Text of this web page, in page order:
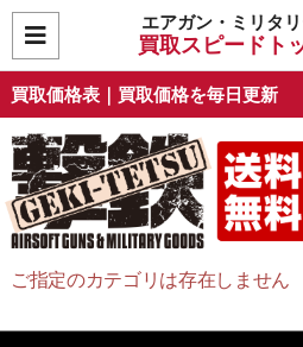
エアガン・ミリタリ
買取スピードト
買取価格表｜買取価格を毎日更新
ご指定のカテゴリは存在しません